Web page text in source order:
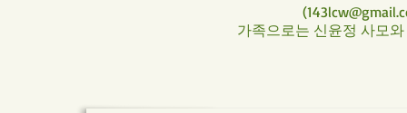
(
가족으로는 신윤정 사모와 두